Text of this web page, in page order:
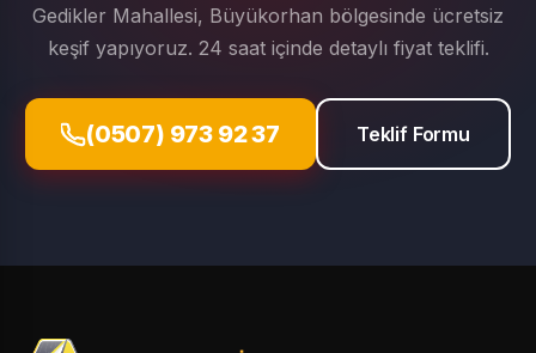
Gedikler Mahallesi, Büyükorhan bölgesinde ücretsiz
keşif yapıyoruz. 24 saat içinde detaylı fiyat teklifi.
(0507) 973 92 37 Teklif Formu